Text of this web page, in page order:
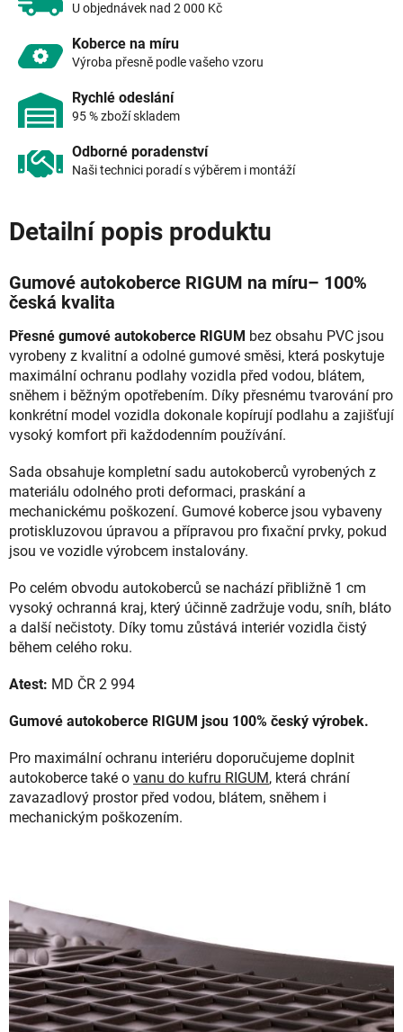
U objednávek nad 2 000 Kč
Koberce na míru
Výroba přesně podle vašeho vzoru
Rychlé odeslání
95 % zboží skladem
Odborné poradenství
Naši technici poradí s výběrem i montáží
Detailní popis produktu
Gumové autokoberce RIGUM na míru– 100%
česká kvalita
Přesné gumové autokoberce RIGUM bez obsahu PVC jsou
vyrobeny z kvalitní a odolné gumové směsi, která poskytuje
maximální ochranu podlahy vozidla před vodou, blátem,
sněhem i běžným opotřebením. Díky přesnému tvarování pro
konkrétní model vozidla dokonale kopírují podlahu a zajišťují
vysoký komfort při každodenním používání.
Sada obsahuje kompletní sadu autokoberců vyrobených z
materiálu odolného proti deformaci, praskání a
mechanickému poškození. Gumové koberce jsou vybaveny
protiskluzovou úpravou a přípravou pro fixační prvky, pokud
jsou ve vozidle výrobcem instalovány.
Po celém obvodu autokoberců se nachází přibližně 1 cm
vysoký ochranná kraj, který účinně zadržuje vodu, sníh, bláto
a další nečistoty. Díky tomu zůstává interiér vozidla čistý
během celého roku.
Atest: MD ČR 2 994
Gumové autokoberce RIGUM jsou 100% český výrobek.
Pro maximální ochranu interiéru doporučujeme doplnit
autokoberce také o vanu do kufru RIGUM, která chrání
zavazadlový prostor před vodou, blátem, sněhem i
mechanickým poškozením.